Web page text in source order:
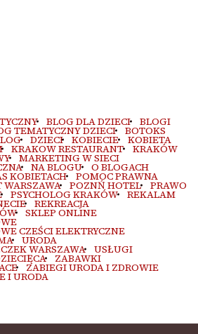
BLOG DLA DZIECI BLOGI
TEMATYCZNY DZIECI BOTOKS
DZIECI KOBIECIE KOBIETA
KRAKOW RESTAURANT KRAKÓW
MARKETING W SIECI
NA BLOGU O BLOGACH
KOBIETACH POMOC PRAWNA
POZNŃ HOTEL PRAWO
PSYCHOLOG KRAKÓW REKALAM
REKREACJA
SKLEP ONLINE
CZEŚCI ELEKTRYCZNE
URODA
WARSZAWA USŁUGI
ZABAWKI
ZABIEGI URODA I ZDROWIE
I URODA